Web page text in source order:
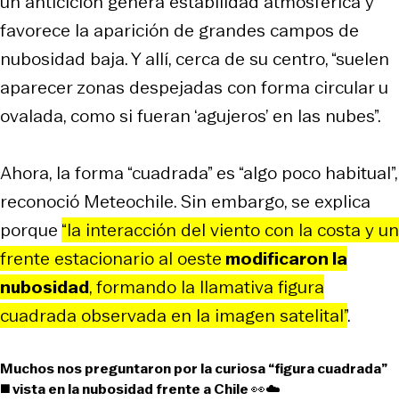
favorece la aparición de grandes campos de
nubosidad baja. Y allí, cerca de su centro, “suelen
aparecer zonas despejadas con forma circular u
ovalada, como si fueran ‘agujeros’ en las nubes”.
Ahora, la forma “cuadrada” es “algo poco habitual”,
reconoció Meteochile. Sin embargo, se explica
porque “la interacción del viento con la costa y un
frente estacionario al oeste modificaron la
nubosidad, formando la llamativa figura
cuadrada observada en la imagen satelital”.
Muchos nos preguntaron por la curiosa “figura cuadrada”
◼️ vista en la nubosidad frente a Chile 👀☁️